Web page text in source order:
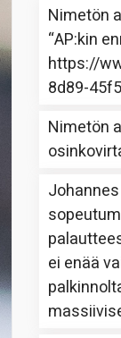
Nimetön
“AP:kin
https://
8d89-
Nimetön
ei enää